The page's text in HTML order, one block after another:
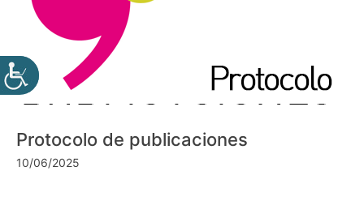
Protocolo de publicaciones
10/06/2025